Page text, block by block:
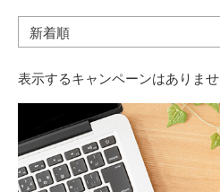
表示するキャンペーンはありませ